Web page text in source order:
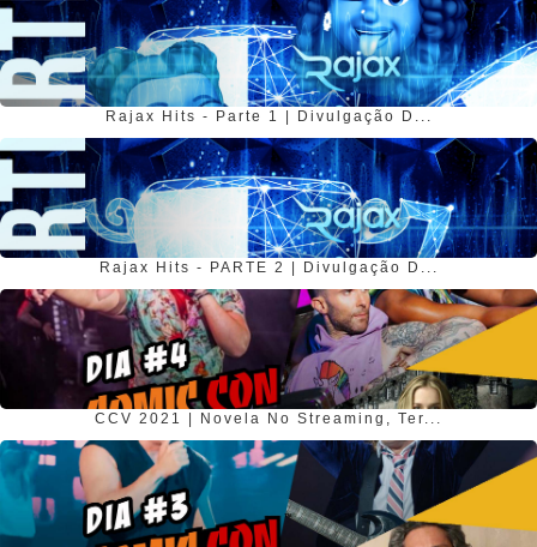
Rajax Hits - Parte 1 | Divulgação D...
Rajax Hits - PARTE 2 | Divulgação D...
CCV 2021 | Novela No Streaming, Ter...